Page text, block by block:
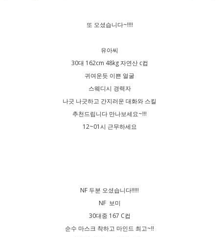
또 오셨습니다~!!!!
유아씨
30대 162cm 48kg 자연산 c컵
귀여운듯 이쁜 얼굴
스웨디시 경력자
나긋 나긋하고 간지러운 대화와 스킬
추천드립니다 만나보세요~!!!
12~01시 근무하세요
NF 두분 오셨습니다!!!!!
NF 보미
30대중 167 C컵
순수 마스크 착하고 마인드 최고~!!